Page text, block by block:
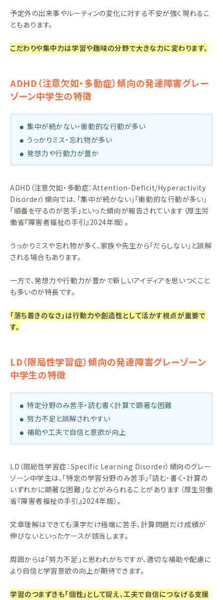
予定外の出来事やルーティンの変化に対する不安が強く現れるこ
ともあります。
こだわりや集中力は学習や趣味の分野で大きな力に変わります。
ADHD（注意欠如・多動症）傾向の発達障害グレー
ゾーン中学生の特徴
集中が続かない・衝動的な行動が多い
うっかりミス・忘れ物が多い
発想力や行動力が豊か
ADHD（注意欠如・多動症：Attention-Deficit/Hyperactivity
Disorder）傾向では、「集中が続かない」「衝動的な行動が多い」
「順番を守るのが苦手」といった傾向が報告されています（厚生労
働省『障害者福祉の手引』2024年版）。
うっかりミスや忘れ物が多く、家族や先生から「だらしない」と誤解
される場合もあります。
一方で、発想力や行動力が豊かで新しいアイディアを思いつくこと
も多いのが特長です。
「落ち着きのなさ」は行動力や創造性として活かす視点が重要で
す。
LD（限局性学習症）傾向の発達障害グレーゾーン
中学生の特徴
特定分野のみ苦手・読む書く計算で顕著な困難
努力不足と誤解されやすい
補助や工夫で自信と意欲が向上
LD（限局性学習症：Specific Learning Disorder）傾向のグレー
ゾーン中学生は、「特定の学習分野のみ苦手」「読む・書く・計算の
いずれかに顕著な困難」などがみられることがあります（厚生労働
省『障害者福祉の手引』2024年版）。
文章理解はできても漢字だけ極端に苦手、計算問題だけ成績が
伸びないといったケースが該当します。
周囲からは「努力不足」と思われがちですが、適切な補助や配慮に
より自信と学習意欲の向上が期待できます。
学習のつまずきも「個性」として捉え、工夫で自信につなげる支援